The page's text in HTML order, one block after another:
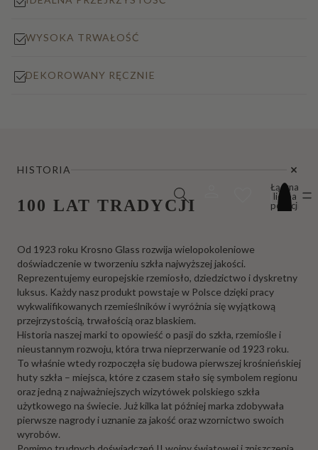
Łączna
liczba
pozycji
w
WYSOKA TRWAŁOŚĆ
DEKOROWANY RĘCZNIE
HISTORIA
100 LAT TRADYCJI
Od 1923 roku Krosno Glass rozwija wielopokoleniowe
doświadczenie w tworzeniu szkła najwyższej jakości.
Reprezentujemy europejskie rzemiosło, dziedzictwo i dyskretny
luksus. Każdy nasz produkt powstaje w Polsce dzięki pracy
wykwalifikowanych rzemieślników i wyróżnia się wyjątkową
przejrzystością, trwałością oraz blaskiem.
Historia naszej marki to opowieść o pasji do szkła, rzemiośle i
nieustannym rozwoju, która trwa nieprzerwanie od 1923 roku.
To właśnie wtedy rozpoczęła się budowa pierwszej krośnieńskiej
huty szkła – miejsca, które z czasem stało się symbolem regionu
oraz jedną z najważniejszych wizytówek polskiego szkła
użytkowego na świecie. Już kilka lat później marka zdobywała
pierwsze nagrody i uznanie za jakość oraz wzornictwo swoich
wyrobów.